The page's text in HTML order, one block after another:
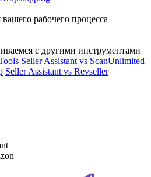
рабочего процесса
с другими инструментами
Seller Assistant vs ScanUnlimited
Seller Assistant vs Revseller